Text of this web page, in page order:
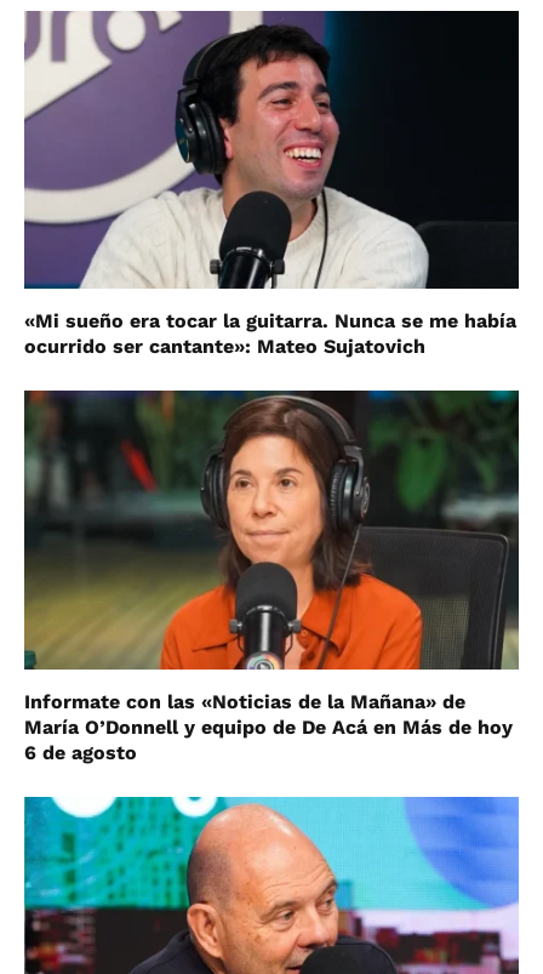
«Mi sueño era tocar la guitarra. Nunca se me había
ocurrido ser cantante»: Mateo Sujatovich
Informate con las «Noticias de la Mañana» de
María O’Donnell y equipo de De Acá en Más de hoy
6 de agosto